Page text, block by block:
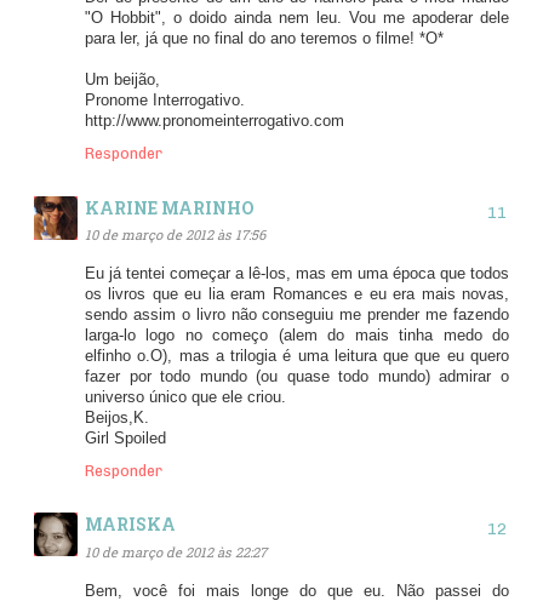
"O Hobbit", o doido ainda nem leu. Vou me apoderar dele
para ler, já que no final do ano teremos o filme! *O*
Um beijão,
Pronome Interrogativo.
http://www.pronomeinterrogativo.com
Responder
KARINE MARINHO
10 de março de 2012 às 17:56
Eu já tentei começar a lê-los, mas em uma época que todos
os livros que eu lia eram Romances e eu era mais novas,
sendo assim o livro não conseguiu me prender me fazendo
larga-lo logo no começo (alem do mais tinha medo do
elfinho o.O), mas a trilogia é uma leitura que que eu quero
fazer por todo mundo (ou quase todo mundo) admirar o
universo único que ele criou.
Beijos,K.
Girl Spoiled
Responder
MARISKA
10 de março de 2012 às 22:27
Bem, você foi mais longe do que eu. Não passei do